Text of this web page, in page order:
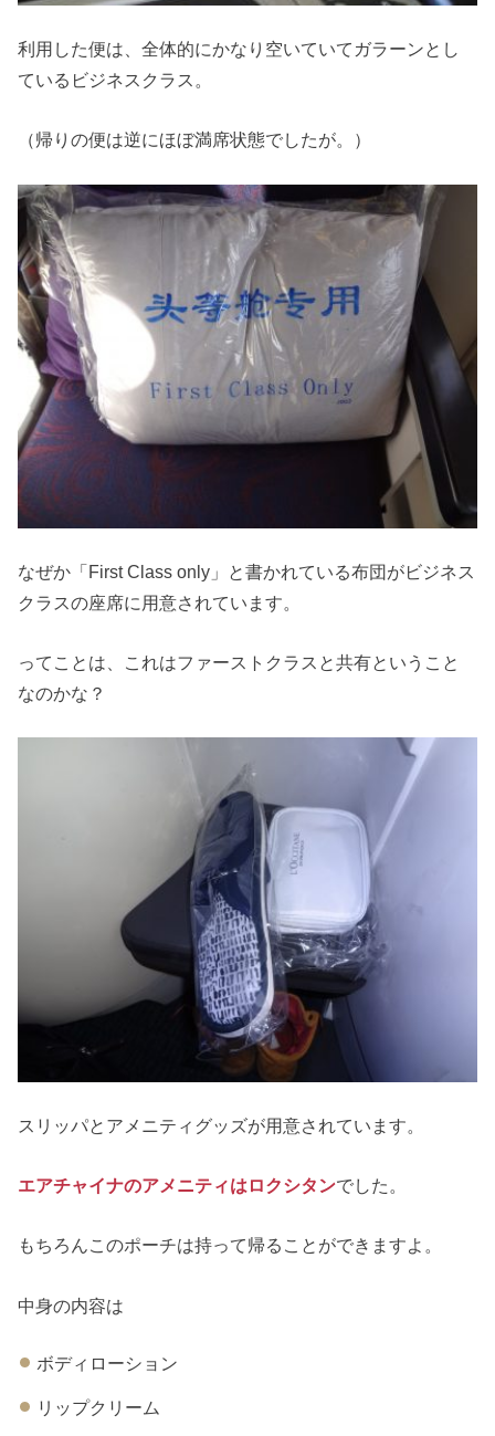
利用した便は、全体的にかなり空いていてガラーンとし
ているビジネスクラス。
（帰りの便は逆にほぼ満席状態でしたが。）
なぜか「First Class only」と書かれている布団がビジネス
クラスの座席に用意されています。
ってことは、これはファーストクラスと共有ということ
なのかな？
スリッパとアメニティグッズが用意されています。
エアチャイナのアメニティはロクシタンでした。
もちろんこのポーチは持って帰ることができますよ。
中身の内容は
ボディローション
リップクリーム